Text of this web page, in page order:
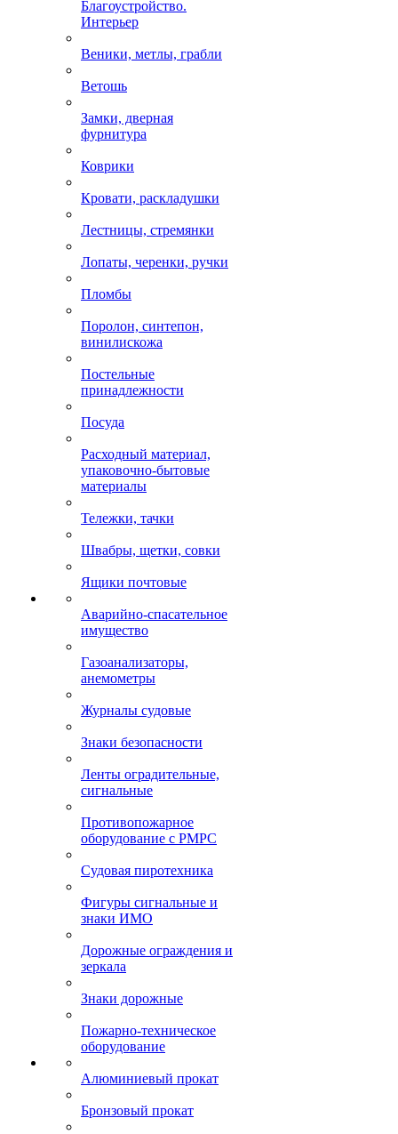
Благоустройство.
Интерьер
Веники, метлы, грабли
Ветошь
Замки, дверная
фурнитура
Коврики
Кровати, раскладушки
Лестницы, стремянки
Лопаты, черенки, ручки
Пломбы
Поролон, синтепон,
винилискожа
Постельные
принадлежности
Посуда
Расходный материал,
упаковочно-бытовые
материалы
Тележки, тачки
Швабры, щетки, совки
Ящики почтовые
Аварийно-спасательное
имущество
Газоанализаторы,
анемометры
Журналы судовые
Знаки безопасности
Ленты оградительные,
сигнальные
Противопожарное
оборудование с РМРС
Судовая пиротехника
Фигуры сигнальные и
знаки ИМО
Дорожные ограждения и
зеркала
Знаки дорожные
Пожарно-техническое
оборудование
Алюминиевый прокат
Бронзовый прокат